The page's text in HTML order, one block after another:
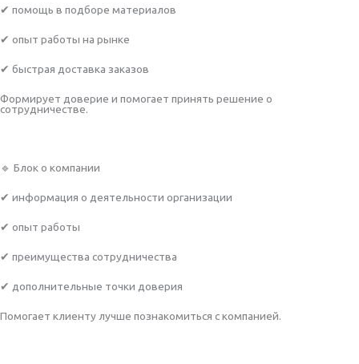
✔ помощь в подборе материалов
✔ опыт работы на рынке
✔ быстрая доставка заказов
Формирует доверие и помогает принять решение о
сотрудничестве.
🔹 Блок о компании
✔ информация о деятельности организации
✔ опыт работы
✔ преимущества сотрудничества
✔ дополнительные точки доверия
Помогает клиенту лучше познакомиться с компанией.